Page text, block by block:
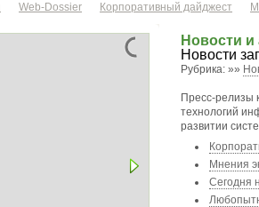
Web-Dossier Корпоративный дайджест
Новости и
Новости
Рубрика: »»
Пресс-релизы
технологий
развитии
Мнения
Сегодня